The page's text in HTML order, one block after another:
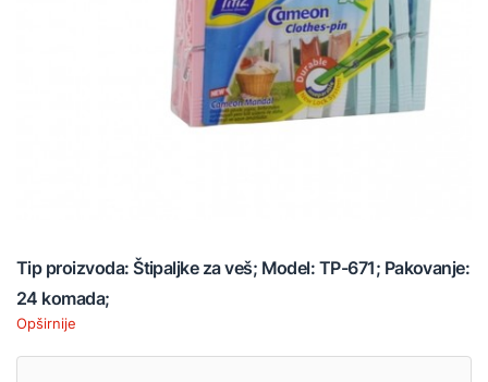
Tip proizvoda: Štipaljke za veš; Model: TP-671; Pakovanje:
24 komada;
Opširnije